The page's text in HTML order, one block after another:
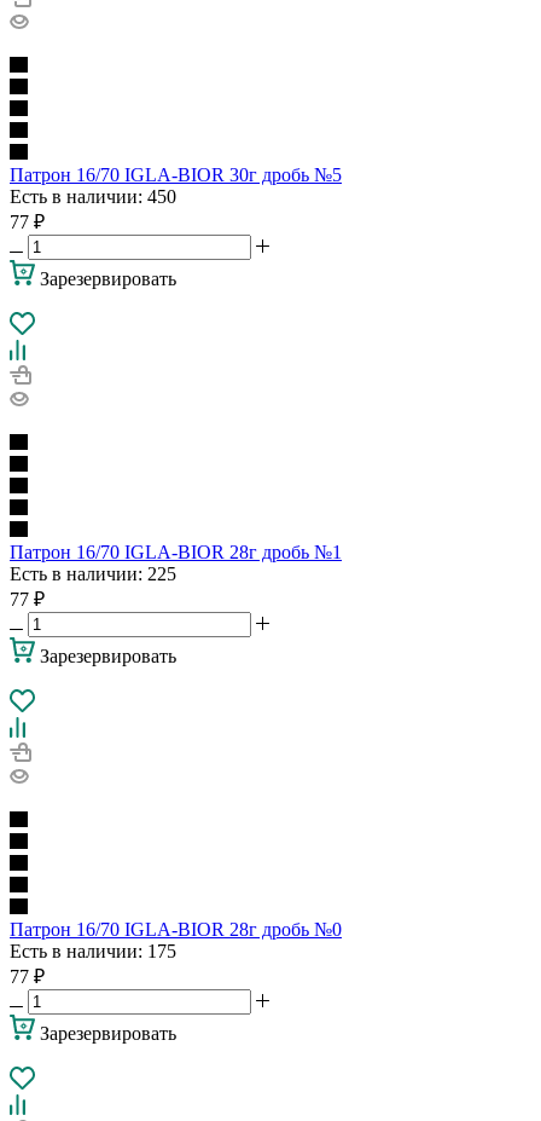
Патрон 16/70 IGLA-BIOR 30г дробь №5
Есть в наличии: 450
77 ₽
Зарезервировать
Патрон 16/70 IGLA-BIOR 28г дробь №1
Есть в наличии: 225
77 ₽
Зарезервировать
Патрон 16/70 IGLA-BIOR 28г дробь №0
Есть в наличии: 175
77 ₽
Зарезервировать